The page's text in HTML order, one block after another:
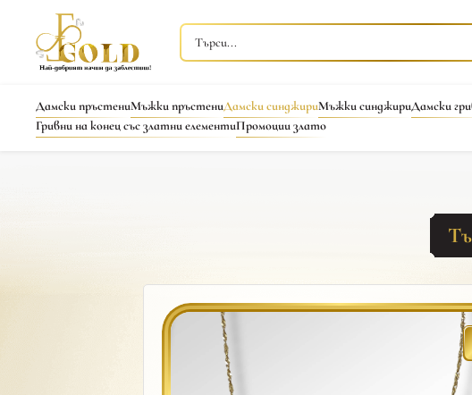
Дамски пръстениМъжки пръстениДамски синджириМъжки синджириДамски
Гривни на конец със златни елементиПромоции злато